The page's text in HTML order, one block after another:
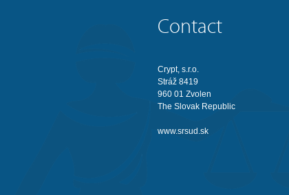
Contact
Crypt, s.r.o.
Stráž 8419
960 01 Zvolen
The Slovak Republic
www.srsud.sk